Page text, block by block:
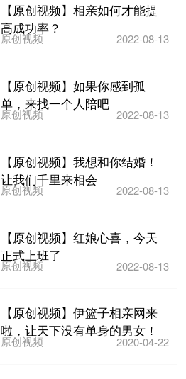
【原创视频】相亲如何才能提
高成功率？
原创视频 2022-08-13
【原创视频】如果你感到孤
单，来找一个人陪吧
原创视频 2022-08-13
【原创视频】我想和你结婚！
让我们千里来相会
原创视频 2022-08-13
【原创视频】红娘心喜，今天
正式上班了
原创视频 2022-08-13
【原创视频】伊篮子相亲网来
啦，让天下没有单身的男女！
原创视频 2020-04-22